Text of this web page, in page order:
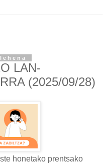
LAN-
(2025/09/28)
honetako prentsako